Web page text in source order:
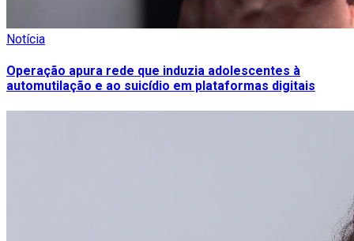
Notícia
Operação apura rede que induzia adolescentes à
automutilação e ao suicídio em plataformas digitais